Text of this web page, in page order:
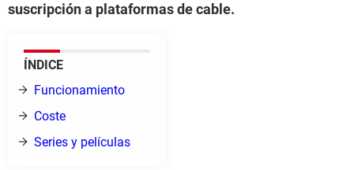
suscripción a plataformas de cable.
ÍNDICE
Funcionamiento
Coste
Series y películas